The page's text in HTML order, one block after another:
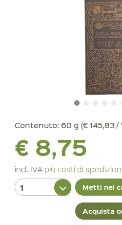
Contenuto: 60 g (€ 145,83 /
€ 8,75
incl. IVA più costi di
Metti nel
Acquista